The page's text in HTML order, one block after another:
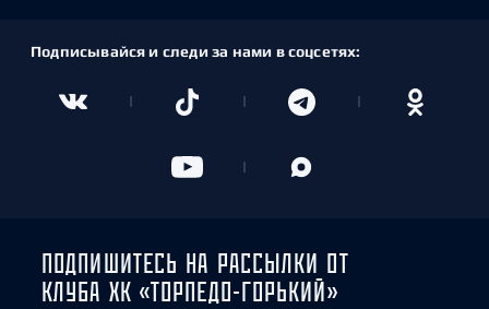
Подписывайся и следи за нами в соцсетях:
ПОДПИШИТЕСЬ НА РАССЫЛКИ ОТ
КЛУБА ХК «ТОРПЕДО-ГОРЬКИЙ»